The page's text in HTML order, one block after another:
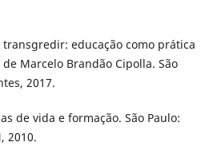
transgredir: educação como prática
Marcelo Brandão Cipolla. São
2017.
de vida e formação. São Paulo:
2010.